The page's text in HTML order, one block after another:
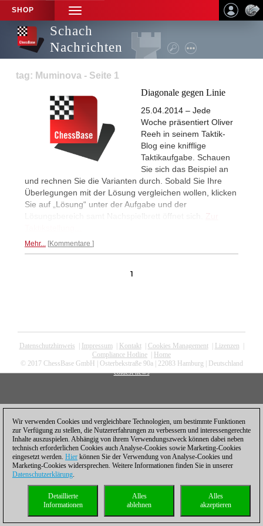
SHOP
TOGGLE
NAVIGATION
Schach
Nachrichten
tag: Muminova - Seite 1
Diagonale gegen Linie
25.04.2014 – Jede
Woche präsentiert Oliver
Reeh in seinem Taktik-
Blog eine knifflige
Taktikaufgabe. Schauen
Sie sich das Beispiel an
und rechnen Sie die Varianten durch. Sobald Sie Ihre
Überlegungen mit der Lösung vergleichen wollen, klicken
Sie auf „Lösung“ unter der Aufgabe und der
Lösungsbereich samt Nachspielbrett öffnet sich. Zur
Mehr... Kommentare
1
Datenschutzhinweis Impressum| Kontakt| Cookies Management| Lizenzen
Compliance Hotline
Home
© 2017 ChessBase GmbH | Osterbekstraße 90a | 22083 Hamburg | Deutschland
coldest news
Wir verwenden Cookies und vergleichbare Technologien, um bestimmte Funktionen
zur Verfügung zu stellen, die Nutzererfahrungen zu verbessern und interessengerechte
Inhalte auszuspielen. Abhängig von ihrem Verwendungszweck können dabei neben
technisch erforderlichen Cookies auch Analyse-Cookies sowie Marketing-Cookies
eingesetzt werden. Hier können Sie der Verwendung von Analyse-Cookies und
Marketing-Cookies widersprechen. Weitere Informationen finden Sie in unserer
Datenschutzerklärung.
Alles
akzeptieren
Alles
ablehnen
Detaillierte
Informationen